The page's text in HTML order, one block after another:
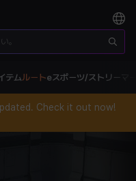
テムルートeスポーツ/ストリーマ
Check it out now!